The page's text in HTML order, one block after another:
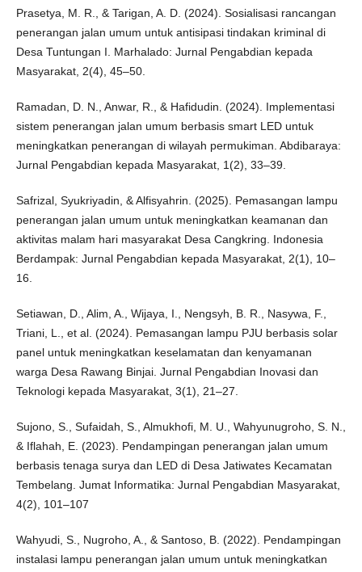
Prasetya, M. R., & Tarigan, A. D. (2024). Sosialisasi rancangan
penerangan jalan umum untuk antisipasi tindakan kriminal di
Desa Tuntungan I. Marhalado: Jurnal Pengabdian kepada
Masyarakat, 2(4), 45–50.
Ramadan, D. N., Anwar, R., & Hafidudin. (2024). Implementasi
sistem penerangan jalan umum berbasis smart LED untuk
meningkatkan penerangan di wilayah permukiman. Abdibaraya:
Jurnal Pengabdian kepada Masyarakat, 1(2), 33–39.
Safrizal, Syukriyadin, & Alfisyahrin. (2025). Pemasangan lampu
penerangan jalan umum untuk meningkatkan keamanan dan
aktivitas malam hari masyarakat Desa Cangkring. Indonesia
Berdampak: Jurnal Pengabdian kepada Masyarakat, 2(1), 10–
16.
Setiawan, D., Alim, A., Wijaya, I., Nengsyh, B. R., Nasywa, F.,
Triani, L., et al. (2024). Pemasangan lampu PJU berbasis solar
panel untuk meningkatkan keselamatan dan kenyamanan
warga Desa Rawang Binjai. Jurnal Pengabdian Inovasi dan
Teknologi kepada Masyarakat, 3(1), 21–27.
Sujono, S., Sufaidah, S., Almukhofi, M. U., Wahyunugroho, S. N.,
& Iflahah, E. (2023). Pendampingan penerangan jalan umum
berbasis tenaga surya dan LED di Desa Jatiwates Kecamatan
Tembelang. Jumat Informatika: Jurnal Pengabdian Masyarakat,
4(2), 101–107
Wahyudi, S., Nugroho, A., & Santoso, B. (2022). Pendampingan
instalasi lampu penerangan jalan umum untuk meningkatkan